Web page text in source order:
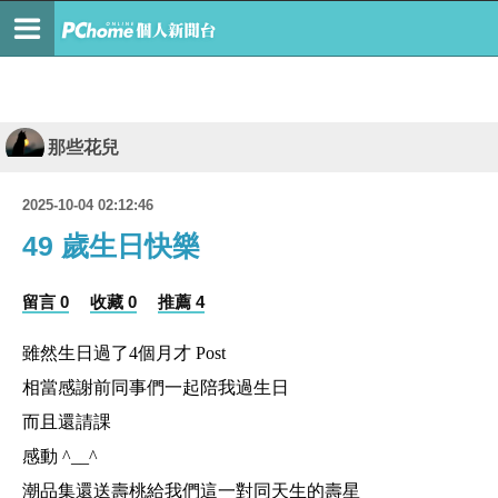
那些花兒
2025-10-04 02:12:46
49 歲生日快樂
留言 0 收藏 0 推薦 4
雖然生日過了4個月才 Post
相當感謝前同事們一起陪我過生日
而且還請課
感動 ^__^
潮品集還送壽桃給我們這一對同天生的壽星